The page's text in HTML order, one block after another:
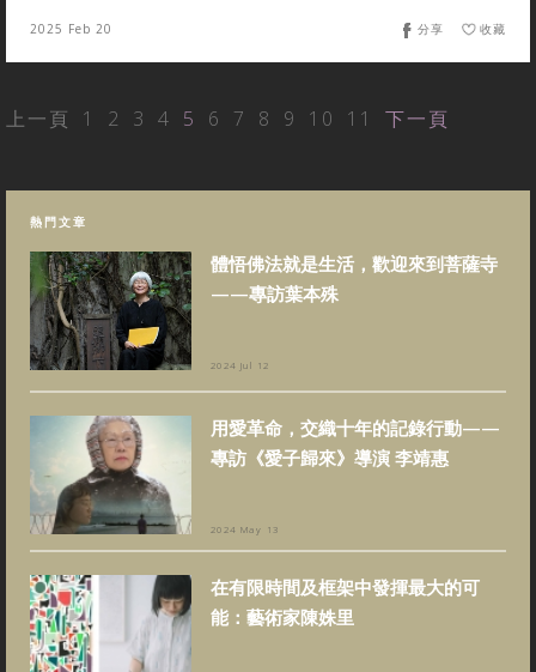
2025 Feb 20 收藏
分享
上一頁 1 2 3 4 5 6 7 8 9 10 11 下一頁
熱門文章
體悟佛法就是生活，歡迎來到菩薩寺
——專訪葉本殊
2024 Jul 12
用愛革命，交織十年的記錄行動——
專訪《愛子歸來》導演 李靖惠
2024 May 13
在有限時間及框架中發揮最大的可
能：藝術家陳姝里